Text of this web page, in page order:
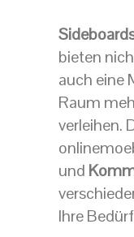
bieten
auch eine
Raum
verleihen.
und
Ihre